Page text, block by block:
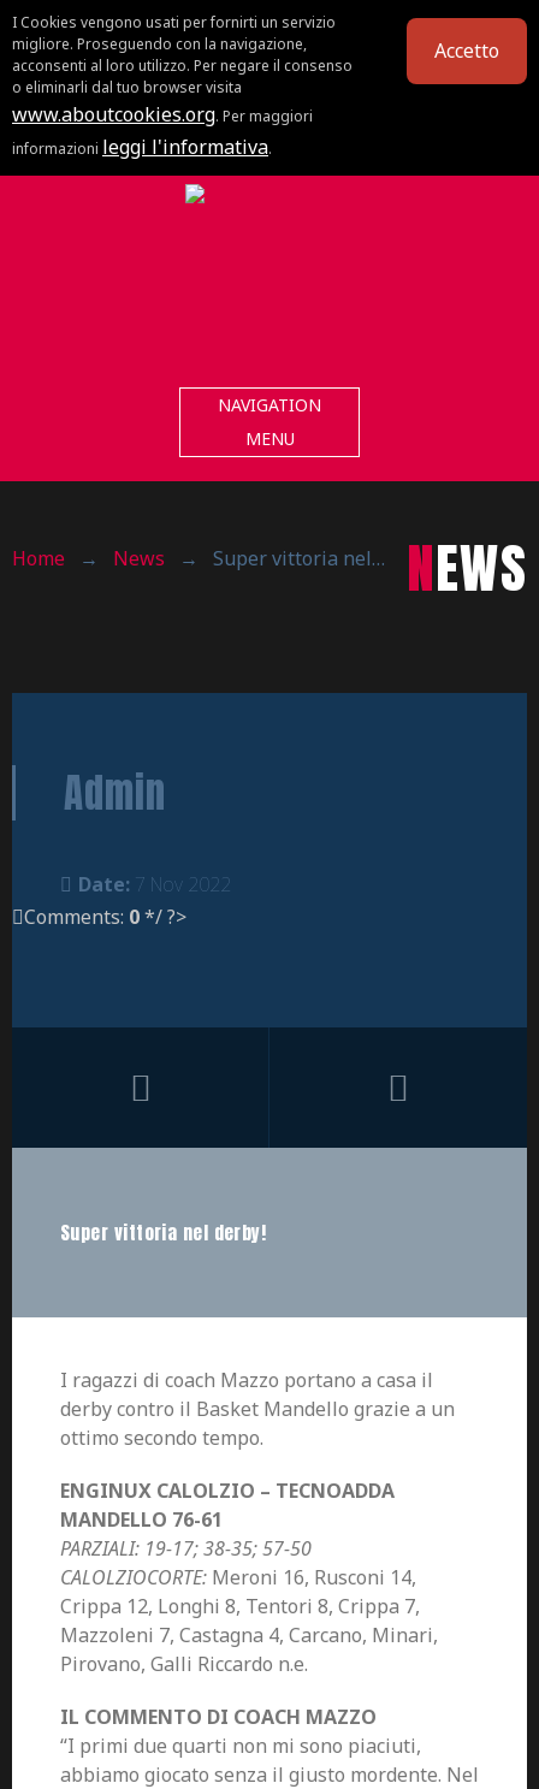
I Cookies vengono usati per fornirti un servizio
migliore. Proseguendo con la navigazione,
acconsenti al loro utilizzo. Per negare il consenso
o eliminarli dal tuo browser visita
www.aboutcookies.org. Per maggiori
informazioni leggi l'informativa.
Accetto
NAVIGATION
MENU
Home → News → Super vittoria nel derby! NEWS
Admin
Date: 7 Nov 2022
Comments: 0*/ ?>
Super vittoria nel derby!
I ragazzi di coach Mazzo portano a casa il
derbycontro il Basket Mandello grazie a un
ottimo secondo tempo.
ENGINUX CALOLZIO – TECNOADDA
MANDELLO 76-61
PARZIALI: 19-17; 38-35; 57-50
CALOLZIOCORTE: Meroni 16, Rusconi 14,
Crippa 12, Longhi 8, Tentori 8, Crippa 7,
Mazzoleni 7, Castagna 4, Carcano, Minari,
Pirovano, Galli Riccardo n.e.
IL COMMENTO DI COACH MAZZO
“I primi due quarti non mi sono piaciuti,
abbiamo giocato senza il giusto mordente. Nel